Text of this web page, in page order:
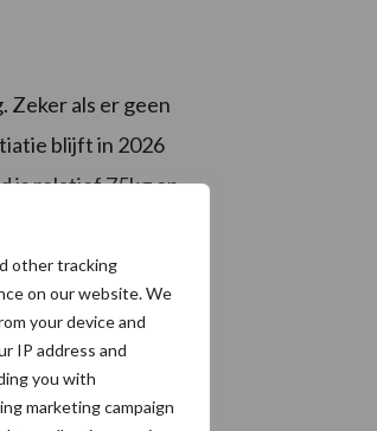
other tracking
on our website. We
your device and
IP address and
you with
marketing campaign
Zeker als er geen
blijft in 2026
is relatief 75kg en
boer-boer
verhouding
uw